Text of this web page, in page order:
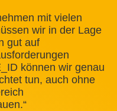
mit vielen
wir in der Lage
gut auf
können wir genau
tun, auch ohne